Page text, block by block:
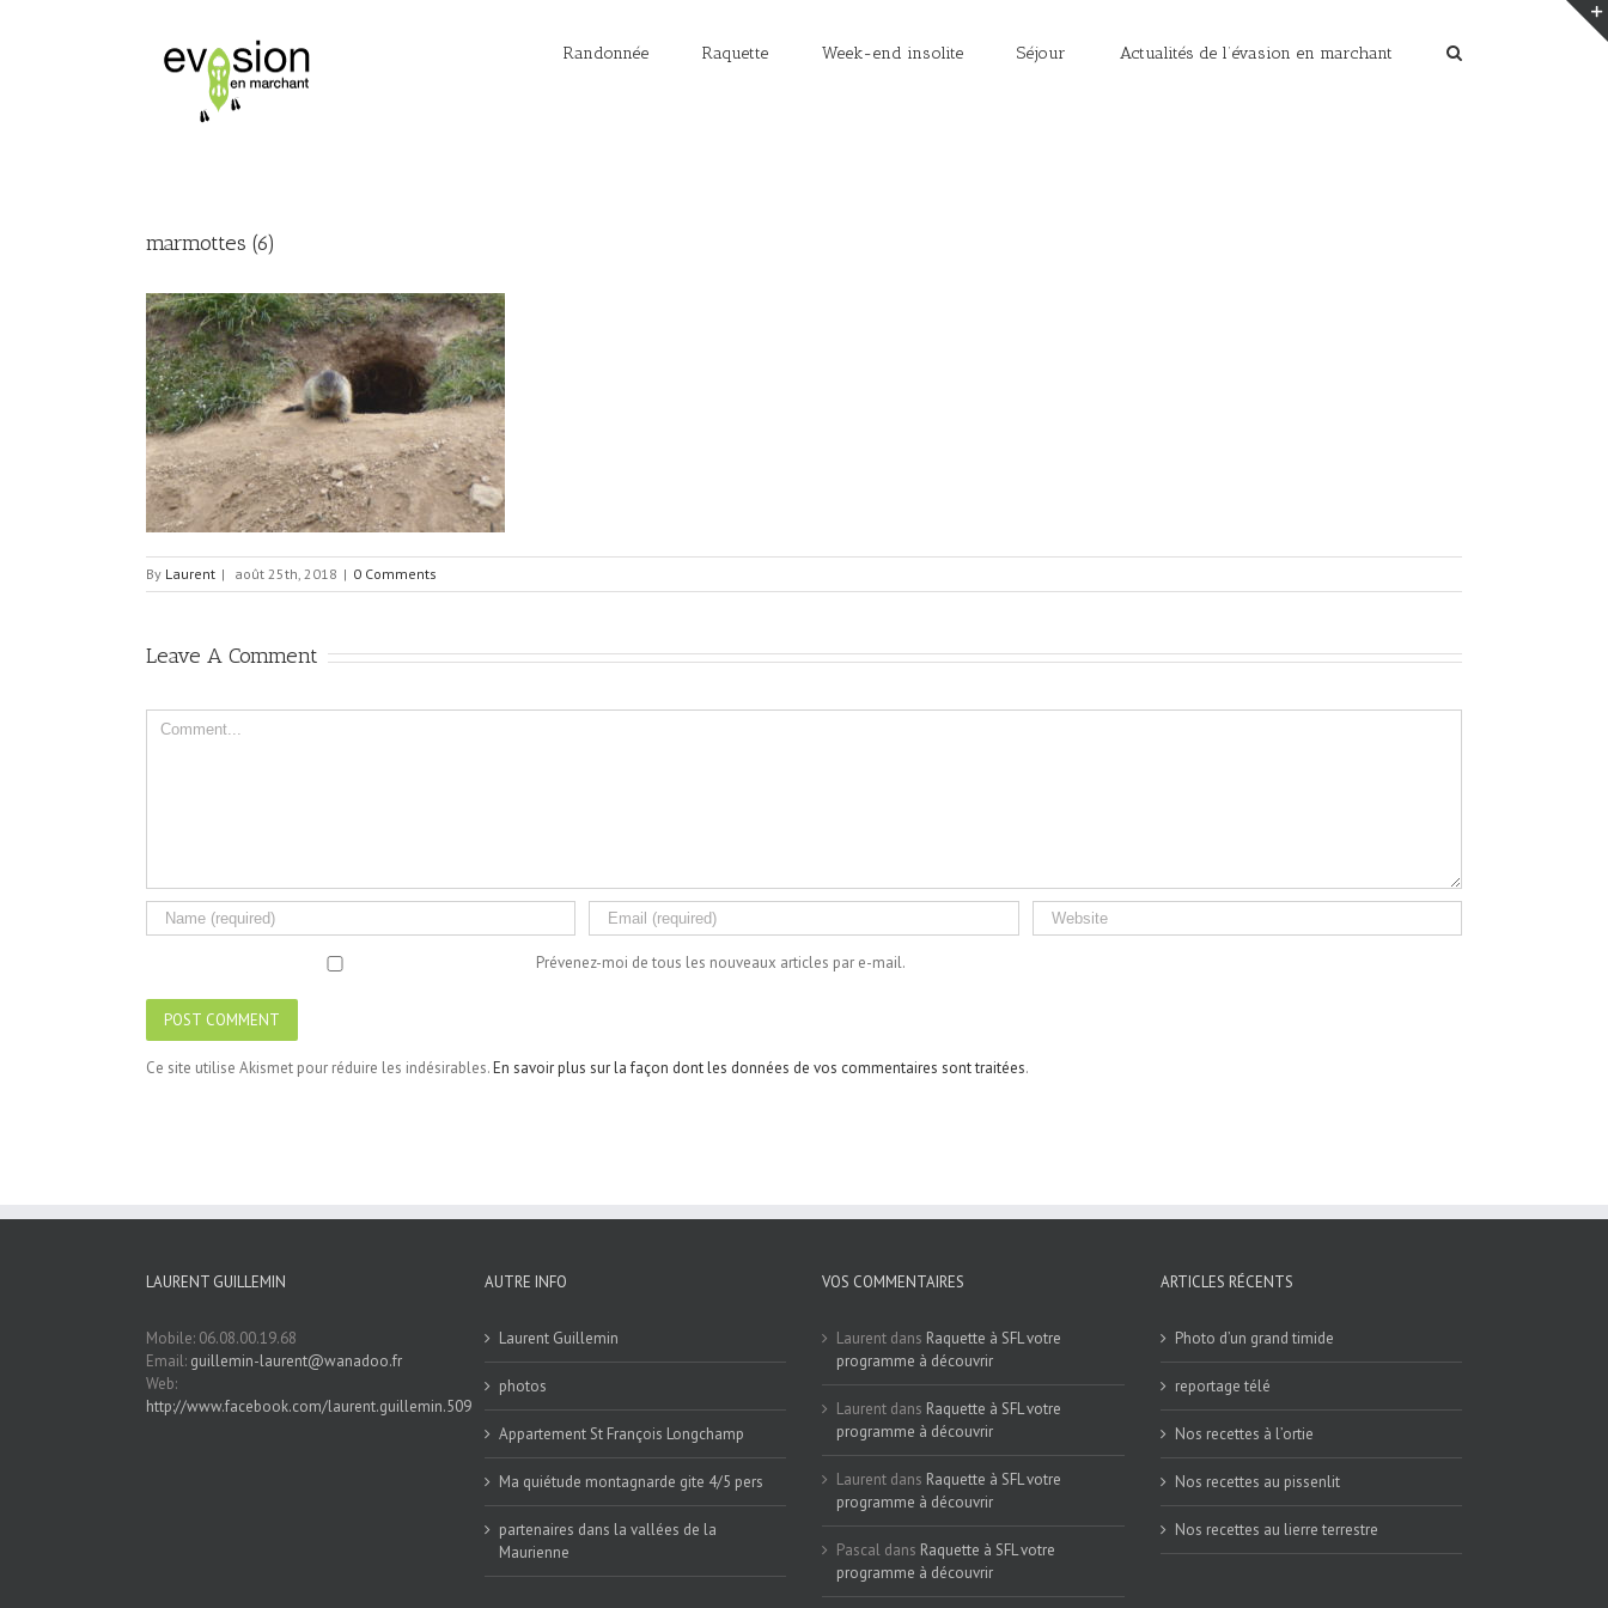
Randonnée Raquette Week-end insolite Séjour Actualités de l’évasion en marchant
marmottes (6)
By Laurent | août 25th, 2018 | 0 Comments
Leave A Comment
Comment
Prévenez-moi de tous les nouveaux articles par e-mail.
Ce site utilise Akismet pour réduire les indésirables.En savoir plus sur la façon dont les données de vos commentaires sont traitées.
LAURENT GUILLEMIN
Mobile: 06.08.00.19.68
Email: guillemin-laurent@wanadoo.fr
Web:
http://www.facebook.com/laurent.guillemin.509
AUTRE INFO
Laurent Guillemin
photos
Appartement St François Longchamp
Ma quiétude montagnarde gite 4/5 pers
partenaires dans la vallées de la
Maurienne
VOS COMMENTAIRES
Laurent dans Raquette à SFL votre
programme à découvrir
Laurent dans Raquette à SFL votre
programme à découvrir
Laurent dans Raquette à SFL votre
programme à découvrir
Pascal dans Raquette à SFL votre
programme à découvrir
ARTICLES RÉCENTS
Photo d’un grand timide
reportage télé
Nos recettes à l’ortie
Nos recettes au pissenlit
Nos recettes au lierre terrestre